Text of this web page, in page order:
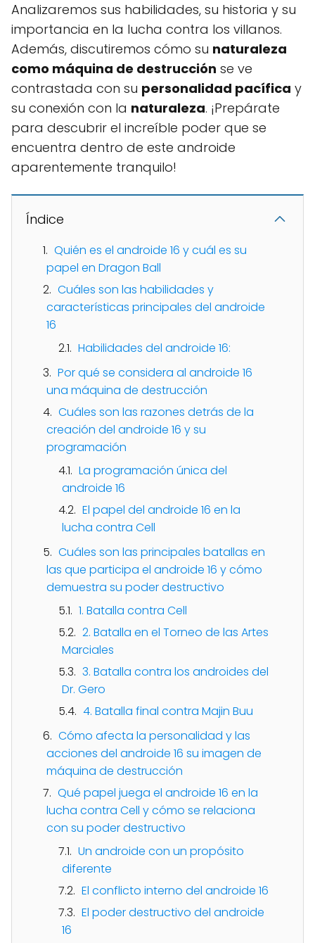
Analizaremos sus habilidades, su historia y su
importancia en la lucha contra los villanos.
Además, discutiremos cómo su naturaleza
como máquina de destrucción se ve
contrastada con su personalidad pacífica y
su conexión con la naturaleza. ¡Prepárate
para descubrir el increíble poder que se
encuentra dentro de este androide
aparentemente tranquilo!
Índice
Quién es el androide 16 y cuál es su
papel en Dragon Ball
Cuáles son las habilidades y
características principales del androide
16
Habilidades del androide 16:
Por qué se considera al androide 16
una máquina de destrucción
Cuáles son las razones detrás de la
creación del androide 16 y su
programación
La programación única del
androide 16
El papel del androide 16 en la
lucha contra Cell
Cuáles son las principales batallas en
las que participa el androide 16 y cómo
demuestra su poder destructivo
1. Batalla contra Cell
2. Batalla en el Torneo de las Artes
Marciales
3. Batalla contra los androides del
Dr. Gero
4. Batalla final contra Majin Buu
Cómo afecta la personalidad y las
acciones del androide 16 su imagen de
máquina de destrucción
Qué papel juega el androide 16 en la
lucha contra Cell y cómo se relaciona
con su poder destructivo
Un androide con un propósito
diferente
El conflicto interno del androide 16
El poder destructivo del androide
16